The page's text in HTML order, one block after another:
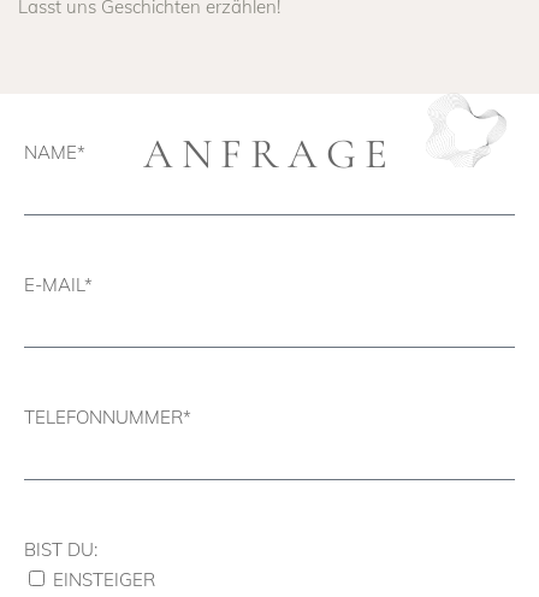
Lasst uns Geschichten erzählen!
ANFRAGE
NAME*
E-MAIL*
TELEFONNUMMER*
BIST DU:
EINSTEIGER